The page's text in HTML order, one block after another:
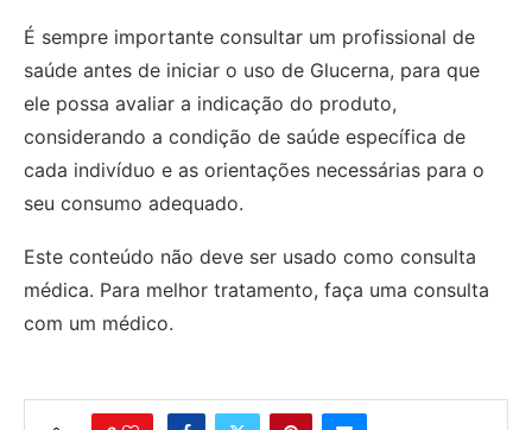
É sempre importante consultar um profissional de
saúde antes de iniciar o uso de Glucerna, para que
ele possa avaliar a indicação do produto,
considerando a condição de saúde específica de
cada indivíduo e as orientações necessárias para o
seu consumo adequado.
Este conteúdo não deve ser usado como consulta
médica. Para melhor tratamento, faça uma consulta
com um médico.